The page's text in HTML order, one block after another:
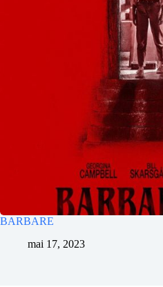
BARBARE
mai 17, 2023